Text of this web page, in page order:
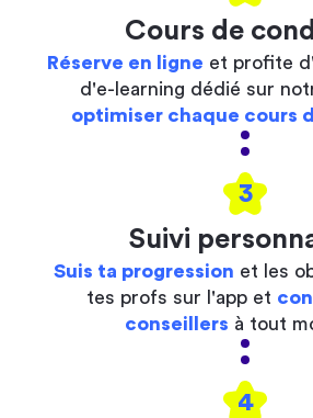
Cours de
Réserve en ligne et profite
d'e-learning dédié sur
optimiser chaque cours
3
Suivi
Suis ta progression et les
tes profs sur l'app et
conseillers à tout
4